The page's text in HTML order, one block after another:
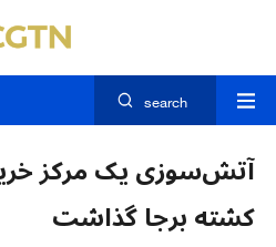
search
کشته برجا گذاشت